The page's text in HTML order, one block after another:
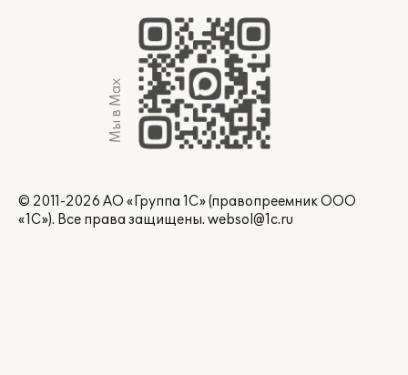
Мы в Max
© 2011-2026 АО «Группа 1С» (правопреемник ООО
«1С»). Все права защищены. websol@1c.ru